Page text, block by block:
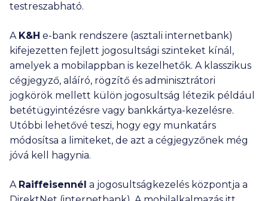
testreszabható.
A K&H e-bank rendszere (asztali internetbank)
kifejezetten fejlett jogosultsági szinteket kínál,
amelyek a mobilappban is kezelhetők. A klasszikus
cégjegyző, aláíró, rögzítő és adminisztrátori
jogkörök mellett külön jogosultság létezik például
betétügyintézésre vagy bankkártya-kezelésre.
Utóbbi lehetővé teszi, hogy egy munkatárs
módosítsa a limiteket, de azt a cégjegyzőnek még
jóvá kell hagynia.
A Raiffeisennél a jogosultságkezelés központja a